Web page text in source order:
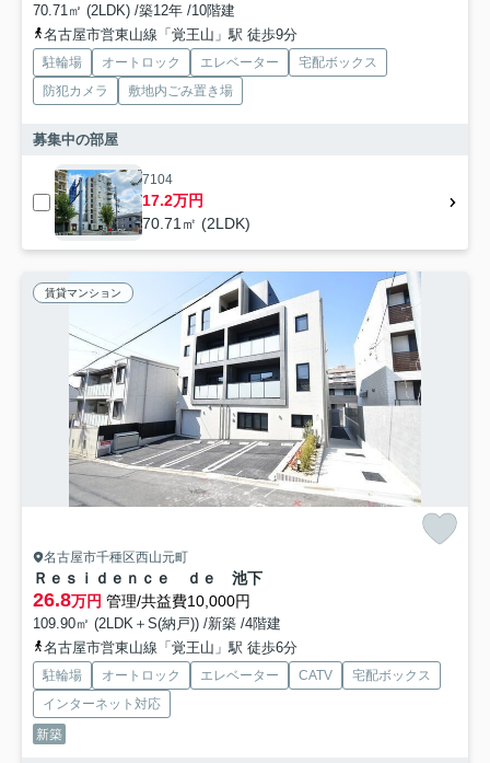
70.71㎡ (2LDK) /築12年 /10階建
名古屋市営東山線「覚王山」駅 徒歩9分
駐輪場 オートロック エレベーター
宅配ボックス
防犯カメラ
敷地内ごみ置き場
募集中の部屋
7104
17.2万円
70.71㎡ (2LDK)
賃貸マンション
名古屋市千種区西山元町
Ｒｅｓｉｄｅｎｃｅ ｄｅ 池下
26.8万円 管理/共益費10,000円
109.90㎡ (2LDK＋S(納戸)) /新築 /4階建
名古屋市営東山線「覚王山」駅 徒歩6分
駐輪場 オートロック エレベーター CATV
宅配ボックス
インターネット対応
新築